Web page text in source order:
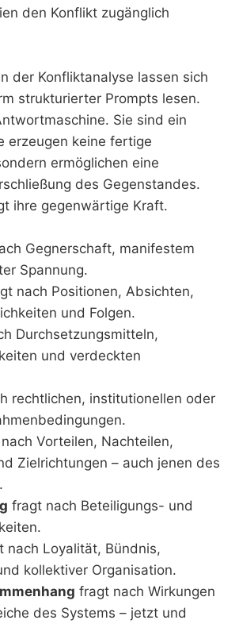
den Konflikt zugänglich
der Konfliktanalyse lassen sich
strukturierter Prompts lesen.
Sie sind ein
erzeugen keine fertige
ermöglichen eine
des Gegenstandes.
ihre gegenwärtige Kraft.
Gegnerschaft, manifestem
Spannung.
nach Positionen, Absichten,
und Folgen.
Durchsetzungsmitteln,
und verdeckten
rechtlichen, institutionellen oder
Vorteilen, Nachteilen,
Zielrichtungen – auch jenen des
fragt nach Beteiligungs- und
nach Loyalität, Bündnis,
kollektiver Organisation.
fragt nach Wirkungen
des Systems – jetzt und